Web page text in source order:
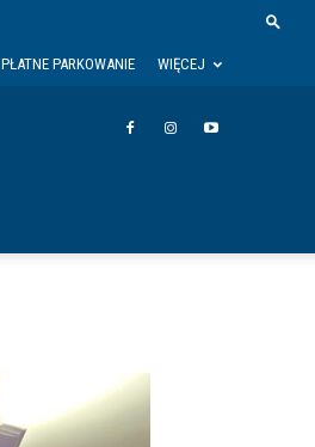
PŁATNE PARKOWANIE WIĘCEJ